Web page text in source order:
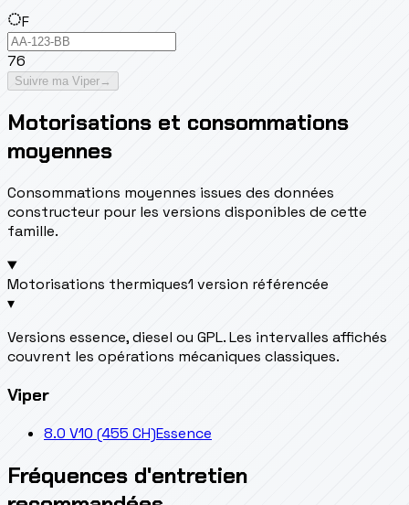
F
76
Suivre ma Viper →
Motorisations et consommations
moyennes
Consommations moyennes issues des données
constructeur pour les versions disponibles de cette
famille.
Motorisations thermiques1 version référencée
▾
Versions essence, diesel ou GPL. Les intervalles affichés
couvrent les opérations mécaniques classiques.
Viper
8.0 V10 (455 CH)Essence
Fréquences d'entretien